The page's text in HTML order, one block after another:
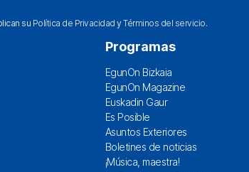
su Política de Privacidad yTérminos del servicio.
Programas
EgunOn Bizkaia
EgunOn Magazine
Euskadin Gaur
Es Posible
Asuntos Exteriores
Boletines de noticias
¡Música, maestra!